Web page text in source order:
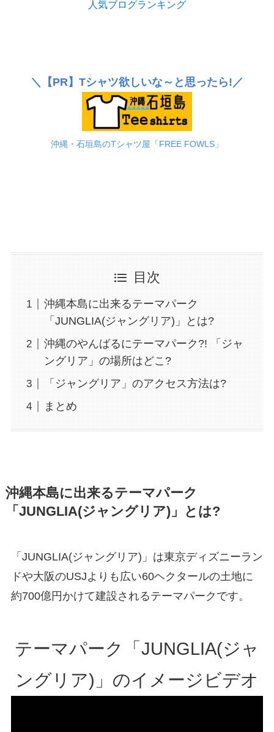
人気ブログランキング
＼ 【PR】 Tシャツ欲しいな～と思ったら!／
沖縄・石垣島のTシャツ屋「FREE FOWLS」
目次
沖縄本島に出来るテーマパーク
「JUNGLIA(ジャングリア)」とは?
沖縄のやんばるにテーマパーク?! 「ジャ
ングリア」の場所はどこ?
「ジャングリア」のアクセス方法は?
まとめ
沖縄本島に出来るテーマパーク
「JUNGLIA(ジャングリア)」とは?
「JUNGLIA(ジャングリア)」は東京ディズニーラン
ドや大阪のUSJよりも広い60ヘクタールの土地に
約700億円かけて建設されるテーマパークです。
テーマパーク「JUNGLIA(ジャ
ングリア)」のイメージビデオ